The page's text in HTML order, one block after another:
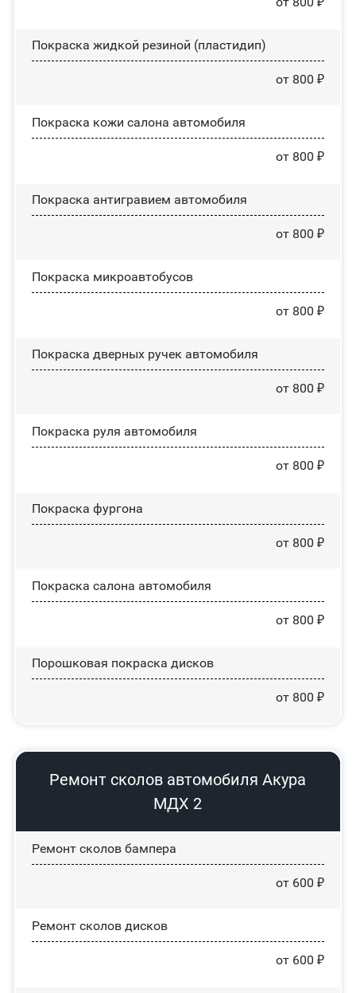
Покраска жидкой резиной (пластидип)
от 800 ₽
Покраска кожи салона автомобиля
от 800 ₽
Покраска антигравием автомобиля
от 800 ₽
Покраска микроавтобусов
от 800 ₽
Покраска дверных ручек автомобиля
от 800 ₽
Покраска руля автомобиля
от 800 ₽
Покраска фургона
от 800 ₽
Покраска салона автомобиля
от 800 ₽
Порошковая покраска дисков
от 800 ₽
Ремонт сколов автомобиля Акура
МДХ 2
Ремонт сколов бампера
от 600 ₽
Ремонт сколов дисков
от 600 ₽